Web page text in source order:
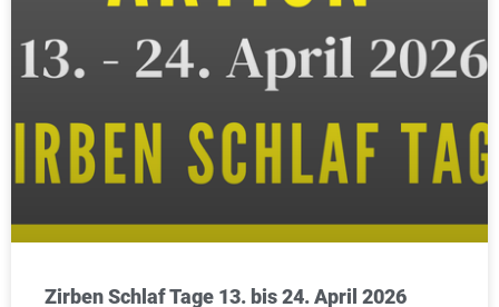
Zirben Schlaf Tage 13. bis 24. April 2026